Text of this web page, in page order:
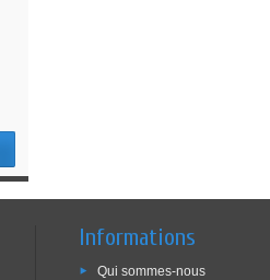
Informations
Qui sommes-nous